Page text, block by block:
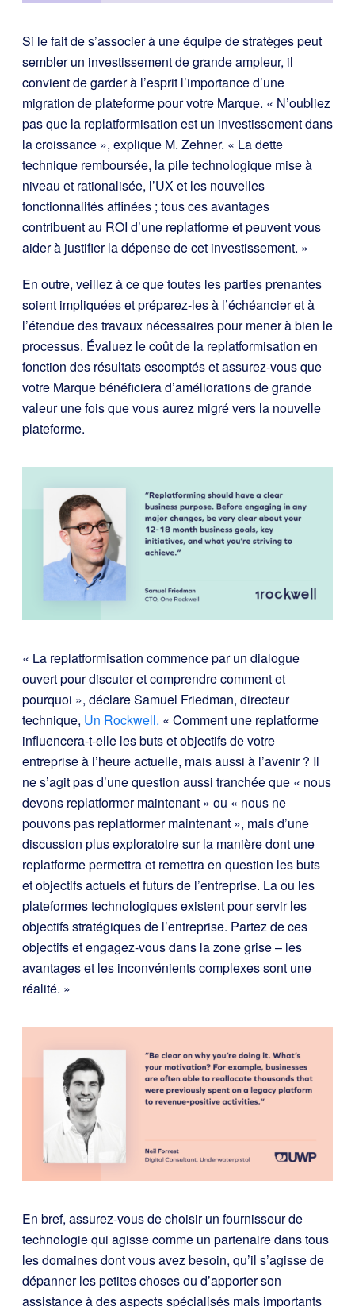
Si le fait de s’associer à une équipe de stratèges peut
sembler un investissement de grande ampleur, il
convient de garder à l’esprit l’importance d’une
migration de plateforme pour votre Marque. « N’oubliez
pas que la replatformisation est un investissement dans
la croissance », explique M. Zehner. « La dette
technique remboursée, la pile technologique mise à
niveau et rationalisée, l’UX et les nouvelles
fonctionnalités affinées ; tous ces avantages
contribuent au ROI d’une replatforme et peuvent vous
aider à justifier la dépense de cet investissement. »
En outre, veillez à ce que toutes les parties prenantes
soient impliquées et préparez-les à l’échéancier et à
l’étendue des travaux nécessaires pour mener à bien le
processus. Évaluez le coût de la replatformisation en
fonction des résultats escomptés et assurez-vous que
votre Marque bénéficiera d’améliorations de grande
valeur une fois que vous aurez migré vers la nouvelle
plateforme.
« La replatformisation commence par un dialogue
ouvert pour discuter et comprendre comment et
pourquoi », déclare Samuel Friedman, directeur
technique, Un Rockwell. « Comment une replatforme
influencera-t-elle les buts et objectifs de votre
entreprise à l’heure actuelle, mais aussi à l’avenir ? Il
ne s’agit pas d’une question aussi tranchée que « nous
devons replatformer maintenant » ou « nous ne
pouvons pas replatformer maintenant », mais d’une
discussion plus exploratoire sur la manière dont une
replatforme permettra et remettra en question les buts
et objectifs actuels et futurs de l’entreprise. La ou les
plateformes technologiques existent pour servir les
objectifs stratégiques de l’entreprise. Partez de ces
objectifs et engagez-vous dans la zone grise – les
avantages et les inconvénients complexes sont une
réalité. »
En bref, assurez-vous de choisir un fournisseur de
technologie qui agisse comme un partenaire dans tous
les domaines dont vous avez besoin, qu’il s’agisse de
dépanner les petites choses ou d’apporter son
assistance à des aspects spécialisés mais importants